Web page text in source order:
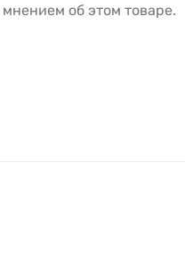
об этом товаре.